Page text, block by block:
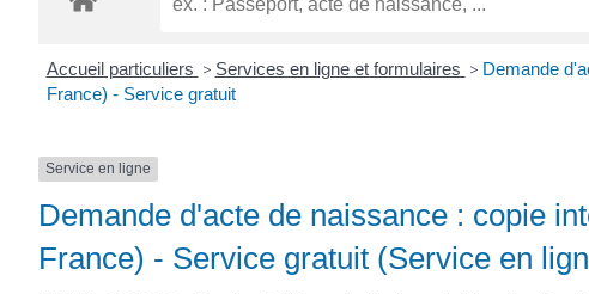
GEMME
Accueil particuliers > Services en ligne et formulaires > Demande
France) - Service gratuit
Service en ligne
Demande d'acte de naissance : copie
France) - Service gratuit (Service en